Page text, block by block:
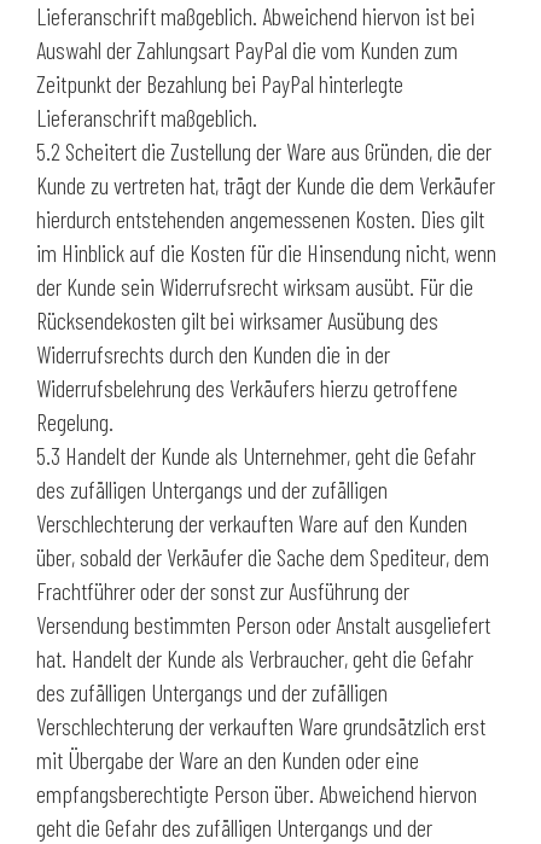
Lieferanschrift maßgeblich. Abweichend hiervon ist bei
Auswahl der Zahlungsart PayPal die vom Kunden zum
Zeitpunkt der Bezahlung bei PayPal hinterlegte
Lieferanschrift maßgeblich.
5.2 Scheitert die Zustellung der Ware aus Gründen, die der
Kunde zu vertreten hat, trägt der Kunde die dem Verkäufer
hierdurch entstehenden angemessenen Kosten. Dies gilt
im Hinblick auf die Kosten für die Hinsendung nicht, wenn
der Kunde sein Widerrufsrecht wirksam ausübt. Für die
Rücksendekosten gilt bei wirksamer Ausübung des
Widerrufsrechts durch den Kunden die in der
Widerrufsbelehrung des Verkäufers hierzu getroffene
Regelung.
5.3 Handelt der Kunde als Unternehmer, geht die Gefahr
des zufälligen Untergangs und der zufälligen
Verschlechterung der verkauften Ware auf den Kunden
über, sobald der Verkäufer die Sache dem Spediteur, dem
Frachtführer oder der sonst zur Ausführung der
Versendung bestimmten Person oder Anstalt ausgeliefert
hat. Handelt der Kunde als Verbraucher, geht die Gefahr
des zufälligen Untergangs und der zufälligen
Verschlechterung der verkauften Ware grundsätzlich erst
mit Übergabe der Ware an den Kunden oder eine
empfangsberechtigte Person über. Abweichend hiervon
geht die Gefahr des zufälligen Untergangs und der